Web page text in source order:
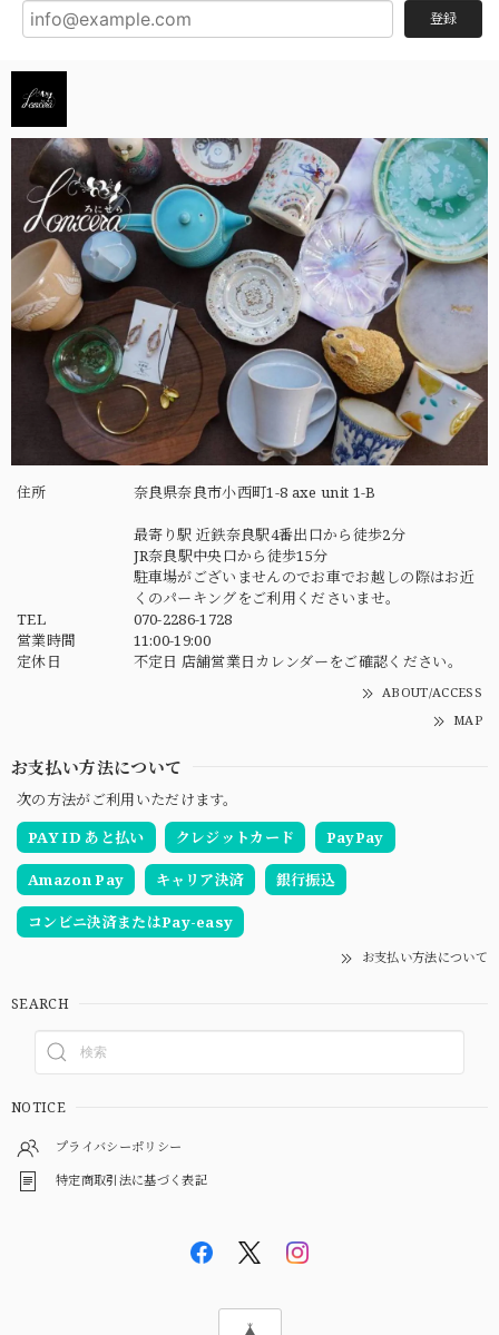
登録
住所 奈良県奈良市小西町1-8 axe unit 1-B
最寄り駅 近鉄奈良駅4番出口から徒歩2分
JR奈良駅中央口から徒歩15分
駐車場がございませんのでお車でお越しの際はお近
くのパーキングをご利用くださいませ。
TEL
070-2286-1728
営業時間
11:00-19:00
定休日
不定日 店舗営業日カレンダーをご確認ください。
ABOUT/ACCESS
MAP
お支払い方法について
次の方法がご利用いただけます。
PAY ID あと払い
クレジットカード PayPay
Amazon Pay キャリア決済 銀行振込
コンビニ決済またはPay-easy
お支払い方法について
SEARCH
NOTICE
プライバシーポリシー
特定商取引法に基づく表記